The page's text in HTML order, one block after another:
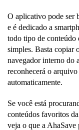
O aplicativo pode ser
e é dedicado a
todo tipo de conteúdo
simples. Basta copiar
navegador interno do
reconhecerá o
automaticamente.
Se você está
conteúdos favoritos
veja o que a AhaSave